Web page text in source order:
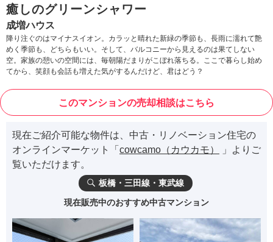
癒しのグリーンシャワー
成増ハウス
降り注ぐのはマイナスイオン。カラッと晴れた新緑の季節も、長雨に濡れて艶
めく季節も、どちらもいい。そして、バルコニーから見えるのは果てしない
空。家族の憩いの空間には、毎朝陽だまりがこぼれ落ちる。ここで暮らし始め
てから、笑顔も会話も増えた気がするんだけど、君はどう？
このマンションの売却相談はこちら
現在ご紹介可能な物件は、中古・リノベーション住宅の
オンラインマーケット「 cowcamo（カウカモ）
」よりご
覧いただけます。
板橋・三田線・東武線
現在販売中のおすすめ中古マンション